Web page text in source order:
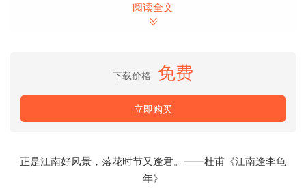
8. *ArtAcoustic Reverb* – 专业的混响插件，用于创建空间感
11. *LFO Tool* – 功能强大的LFO（低频振荡器）控制插件，可
此模板是为电子音乐制作人设计的，特别是那些喜欢
阅读全文
下载价格 免费
立即购买
正是江南好风景，落花时节又逢君。——杜甫《江南逢李龟
年》